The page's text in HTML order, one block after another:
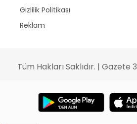
Gizlilik Politikası
Reklam
Tüm Hakları Saklıdır. | Gazete 3